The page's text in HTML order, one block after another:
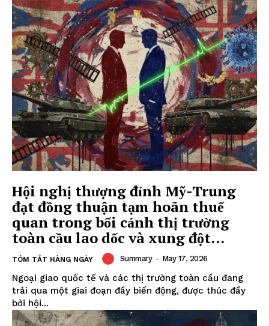
Hội nghị thượng đỉnh Mỹ-Trung
đạt đồng thuận tạm hoãn thuế
quan trong bối cảnh thị trường
toàn cầu lao dốc và xung đột...
TÓM TẮT HÀNG NGÀY Summary - May 17, 2026
Ngoại giao quốc tế và các thị trường toàn cầu đang
trải qua một giai đoạn đầy biến động, được thúc đẩy
bởi hội...